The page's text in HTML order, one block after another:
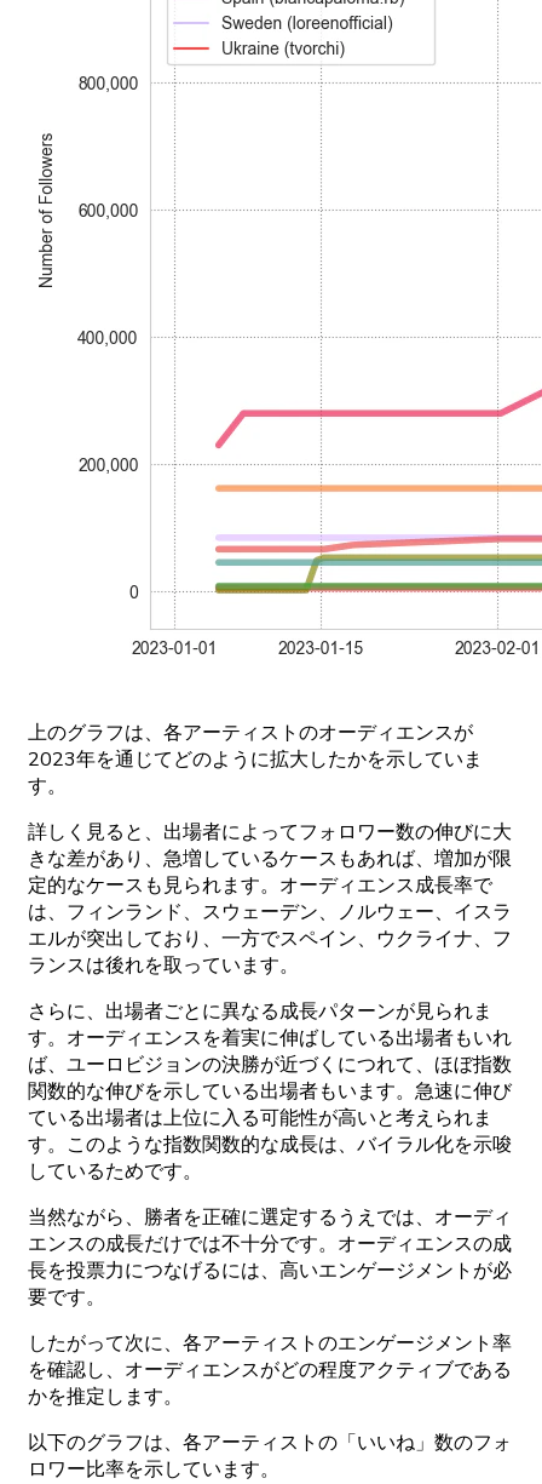
上のグラフは、 各アーティストのオーディエンスが
2023年を通じてどのように拡大したかを示していま
す。
詳しく 見ると、 出場者によってフォロワー数の伸びに大
きな差があり、 急増しているケースもあれば、 増加が限
定的なケースも見られます。 オーディエンス成長率で
は、 フィンランド、 スウェーデン、 ノルウェー、 イスラ
エルが突出しており、 一方でスペイン、 ウクライナ、 フ
ランスは後れを取っています。
さらに、 出場者ごとに異なる成長パターンが見られま
す。 オーディエンスを着実に伸ばしている出場者もいれ
ば、 ユーロビジョンの決勝が近づくにつれて、 ほぼ指数
関数的な伸びを示している出場者もいます。 急速に伸び
ている出場者は上位に入る可能性が高いと考えられま
す。 このような指数関数的な成長は、 バイラル化を示唆
しているためです。
当然ながら、 勝者を正確に選定するうえでは、 オーディ
エンスの成長だけでは不十分です。 オーディエンスの成
長を投票力につなげるには、 高いエンゲージメントが必
要です。
したがって次に、 各アーティストのエンゲージメント率
を確認し、 オーディエンスがどの程度アクティブである
かを推定します。
以下のグラフは、 各アーティストの 「いいね」 数のフォ
ロワー比率を示しています。